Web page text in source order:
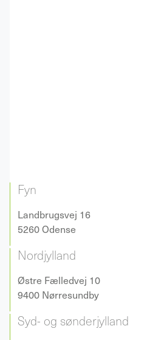
Fyn
Landbrugsvej 16
5260 Odense
Nordjylland
Østre Fælledvej 10
9400 Nørresundby
Syd- og sønderjylland